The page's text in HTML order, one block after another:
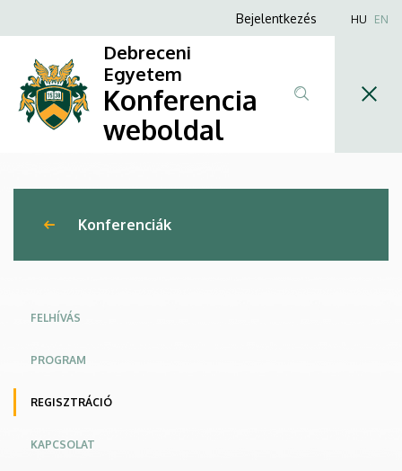
közbeszerzések
törvényessége
Konferencia
a
tartalomra
Anonim
menüje
Bejelentkezés HU EN
Debreceni
Egyetem
Konferencia
weboldal
Konferenciák
FELHÍVÁS
PROGRAM
REGISZTRÁCIÓ
KAPCSOLAT